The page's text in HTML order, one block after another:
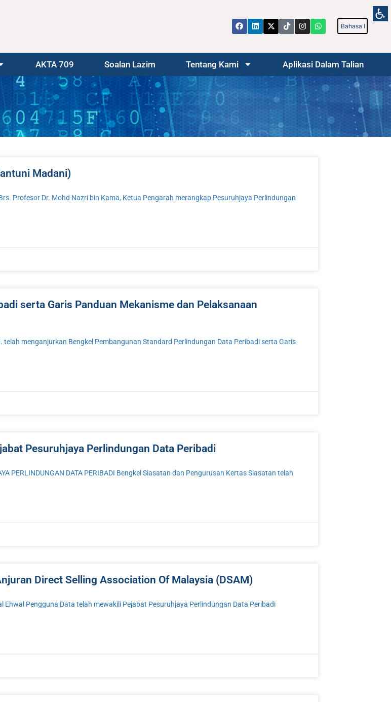
AKTA 709 Soalan Lazim Tentang Kami Aplikasi Dalam Talian
Madani)
Profesor Dr. Mohd Nazri bin Kama, Ketua Pengarah merangkap Pesuruhjaya Perlindungan
serta Garis Panduan Mekanisme dan Pelaksanaan
menganjurkan Bengkel Pembangunan Standard Perlindungan Data Peribadi serta Garis
Pesuruhjaya Perlindungan Data Peribadi
PERLINDUNGAN DATA PERIBADI Bengkel Siasatan dan Pengurusan Kertas Siasatan telah
Direct Selling Association Of Malaysia (DSAM)
Pengguna Data telah mewakili Pejabat Pesuruhjaya Perlindungan Data Peribadi